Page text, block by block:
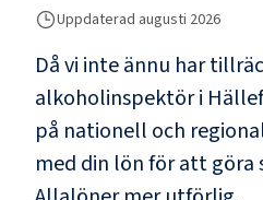
Uppdaterad augusti 2026
Då vi inte ännu har
alkoholinspektöri
på nationell och
med din lön för att göra